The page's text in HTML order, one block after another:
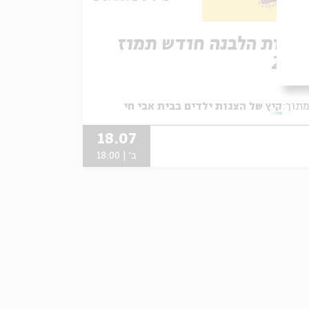
אגדות הלבנה חודש תמוז
2016
מתוך: קיץ של הצגות ילדים בבית אבי חי
18.07
ב' | 18:00